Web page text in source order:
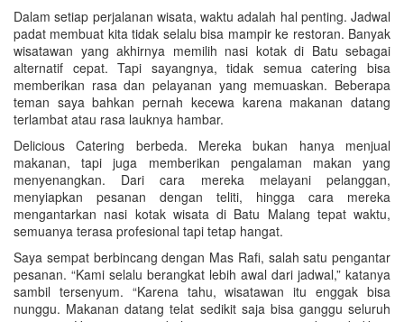
Dalam setiap perjalanan wisata, waktu adalah hal penting. Jadwal
padat membuat kita tidak selalu bisa mampir ke restoran. Banyak
wisatawan yang akhirnya memilih nasi kotak di Batu sebagai
alternatif cepat. Tapi sayangnya, tidak semua catering bisa
memberikan rasa dan pelayanan yang memuaskan. Beberapa
teman saya bahkan pernah kecewa karena makanan datang
terlambat atau rasa lauknya hambar.
Delicious Catering berbeda. Mereka bukan hanya menjual
makanan, tapi juga memberikan pengalaman makan yang
menyenangkan. Dari cara mereka melayani pelanggan,
menyiapkan pesanan dengan teliti, hingga cara mereka
mengantarkan nasi kotak wisata di Batu Malang tepat waktu,
semuanya terasa profesional tapi tetap hangat.
Saya sempat berbincang dengan Mas Rafi, salah satu pengantar
pesanan. “Kami selalu berangkat lebih awal dari jadwal,” katanya
sambil tersenyum. “Karena tahu, wisatawan itu enggak bisa
nunggu. Makanan datang telat sedikit saja bisa ganggu seluruh